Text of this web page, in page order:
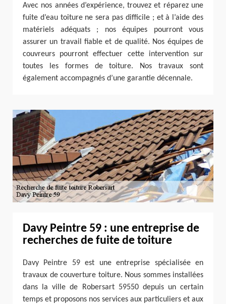
Avec nos années d’expérience, trouvez et réparez une
fuite d’eau toiture ne sera pas difficile ; et à l’aide des
matériels adéquats ; nos équipes pourront vous
assurer un travail fiable et de qualité. Nos équipes de
couvreurs pourront effectuer cette intervention sur
toutes les formes de toiture. Nos travaux sont
également accompagnés d’une garantie décennale.
Davy Peintre 59 : une entreprise de
recherches de fuite de toiture
Davy Peintre 59 est une entreprise spécialisée en
travaux de couverture toiture. Nous sommes installées
dans la ville de Robersart 59550 depuis un certain
temps et proposons nos services aux particuliers et aux